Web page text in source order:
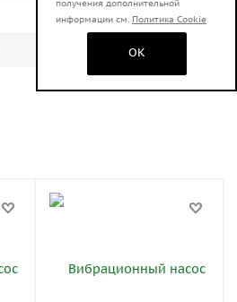
50.0000
получения дополнительной
информации см. Политика Cookie
OK